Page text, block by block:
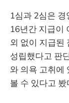
1심과 2심은
16년간 지급이
외 없이 지급된
성립했다고 판
와 의욕 고취에
볼 수 있다고 봤